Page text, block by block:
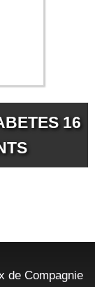
16
de Compagnie